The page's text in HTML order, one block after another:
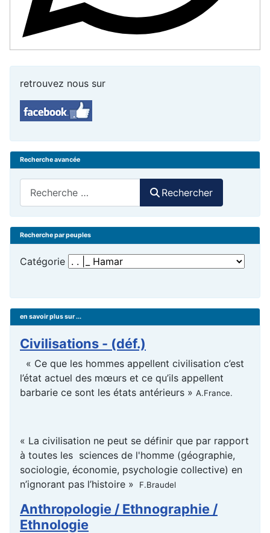
retrouvez nous sur
Recherche avancée
Rechercher
Recherche par peuples
Catégorie
en savoir plus sur ...
Civilisations - (déf.)
« Ce que les hommes appellent civilisation c’est
l’état actuel des mœurs et ce qu’ils appellent
barbarie ce sont les états antérieurs » A.France.
« La civilisation ne peut se définir que par rapport
à toutes les sciences de l'homme (géographie,
sociologie, économie, psychologie collective) en
n’ignorant pas l’histoire »
F.Braudel
Anthropologie / Ethnographie /
Ethnologie